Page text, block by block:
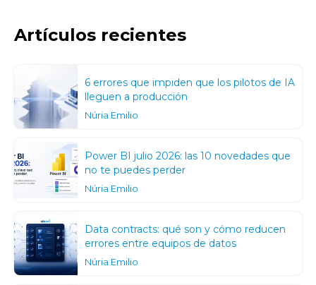
Artículos recientes
6 errores que impiden que los pilotos de IA
lleguen a producción
Núria Emilio
Power BI julio 2026: las 10 novedades que
no te puedes perder
Núria Emilio
Data contracts: qué son y cómo reducen
errores entre equipos de datos
Núria Emilio